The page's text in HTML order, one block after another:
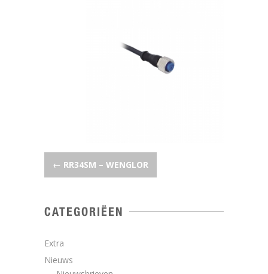
POST NAVIGATION
← RR34SM – WENGLOR
CATEGORIËEN
Extra
Nieuws